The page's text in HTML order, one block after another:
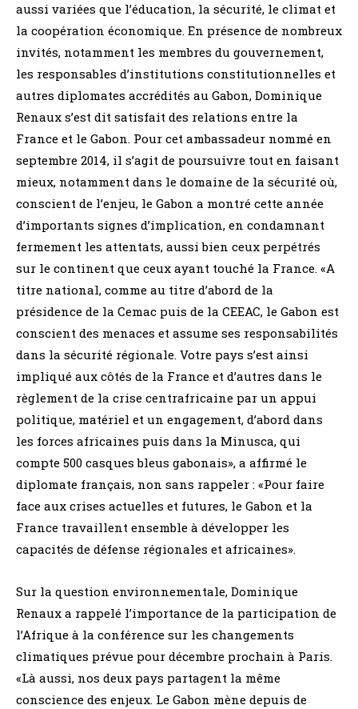
aussi variées que l’éducation, la sécurité, le climat et
la coopération économique. En présence de nombreux
invités, notamment les membres du gouvernement,
les responsables d’institutions constitutionnelles et
autres diplomates accrédités au Gabon, Dominique
Renaux s’est dit satisfait des relations entre la
France et le Gabon. Pour cet ambassadeur nommé en
septembre 2014, il s’agit de poursuivre tout en faisant
mieux, notamment dans le domaine de la sécurité où,
conscient de l’enjeu, le Gabon a montré cette année
d’importants signes d’implication, en condamnant
fermement les attentats, aussi bien ceux perpétrés
sur le continent que ceux ayant touché la France. «A
titre national, comme au titre d’abord de la
présidence de la Cemac puis de la CEEAC, le Gabon est
conscient des menaces et assume ses responsabilités
dans la sécurité régionale. Votre pays s’est ainsi
impliqué aux côtés de la France et d’autres dans le
règlement de la crise centrafricaine par un appui
politique, matériel et un engagement, d’abord dans
les forces africaines puis dans la Minusca, qui
compte 500 casques bleus gabonais», a affirmé le
diplomate français, non sans rappeler : «Pour faire
face aux crises actuelles et futures, le Gabon et la
France travaillent ensemble à développer les
capacités de défense régionales et africaines».
Sur la question environnementale, Dominique
Renaux a rappelé l’importance de la participation de
l’Afrique à la conférence sur les changements
climatiques prévue pour décembre prochain à Paris.
«Là aussi, nos deux pays partagent la même
conscience des enjeux. Le Gabon mène depuis de